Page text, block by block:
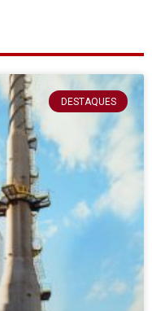
DESTAQUES